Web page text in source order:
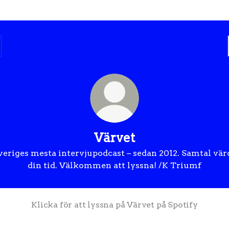
Värvet
mesta intervjupodcast – sedan 2012. Samtal
din tid. Välkommen att lyssna! /K Triumf
Klicka för att lyssna på Värvet på Spotify